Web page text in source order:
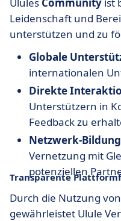
Leidenschaft und
unterstützen und zu
Globale
internationalen
Direkte
Unterstützern in
Feedback zu
Netzwerk-Bildung
Vernetzung mit
potenziellen
Transparente
Durch die Nutzung von
gewährleistet Ulule